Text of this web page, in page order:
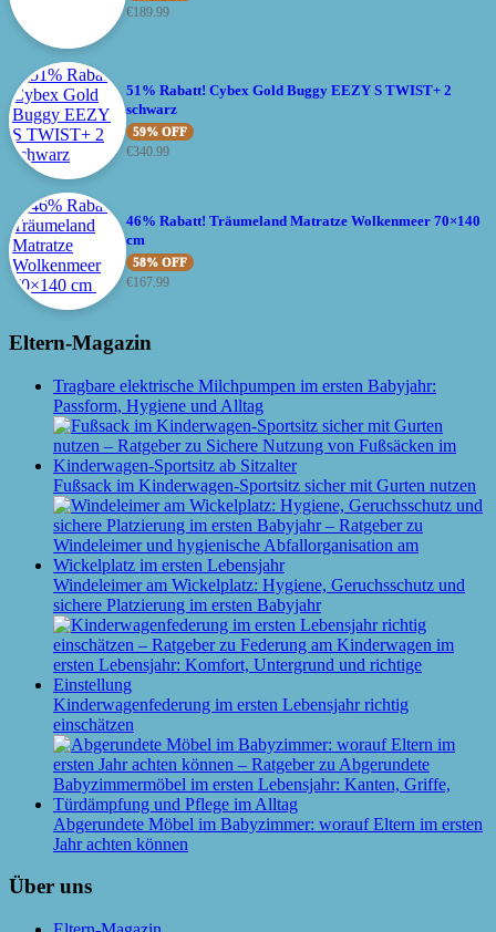
€189.99
51% Rabatt! Cybex Gold Buggy EEZY S TWIST+ 2
schwarz
59% OFF
€340.99
46% Rabatt! Träumeland Matratze Wolkenmeer 70×140
cm
58% OFF
€167.99
Eltern-Magazin
Tragbare elektrische Milchpumpen im ersten Babyjahr:
Passform, Hygiene und Alltag
Fußsack im Kinderwagen-Sportsitz sicher mit Gurten nutzen
Windeleimer am Wickelplatz: Hygiene, Geruchsschutz und
sichere Platzierung im ersten Babyjahr
Kinderwagenfederung im ersten Lebensjahr richtig
einschätzen
Abgerundete Möbel im Babyzimmer: worauf Eltern im ersten
Jahr achten können
Über uns